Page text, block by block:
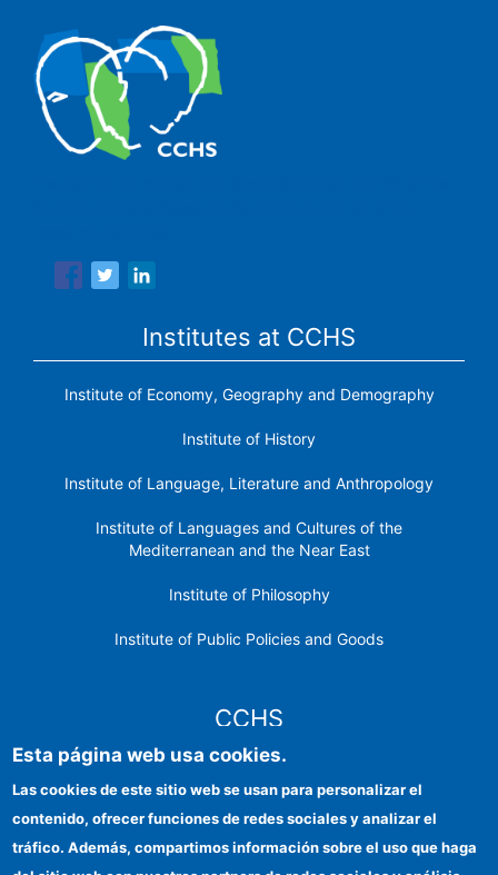
Institutes at CCHS
Institute of Economy, Geography and Demography
Institute of History
Institute of Language, Literature and Anthropology
Institute of Languages ​​and Cultures of the
Mediterranean and the Near East
Institute of Philosophy
Institute of Public Policies and Goods
CCHS
Institutional identity
Esta página web usa cookies.
Las cookies de este sitio web se usan para personalizar el
contenido, ofrecer funciones de redes sociales y analizar el
tráfico. Además, compartimos información sobre el uso que haga